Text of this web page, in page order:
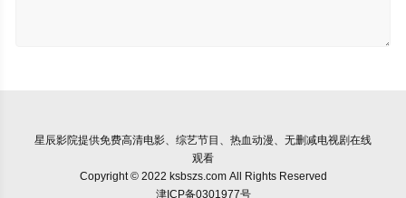
星辰影院提供免费高清电影、综艺节目、热血动漫、无删减电视剧在线
观看
Copyright © 2022 ksbszs.com All Rights Reserved
津ICP备0301977号